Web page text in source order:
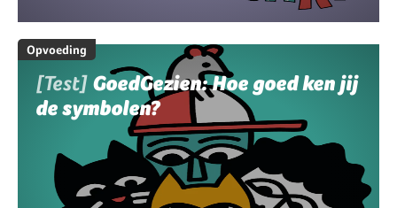
Opvoeding
[Test] GoedGezien: Hoe goed ken jij
de symbolen?